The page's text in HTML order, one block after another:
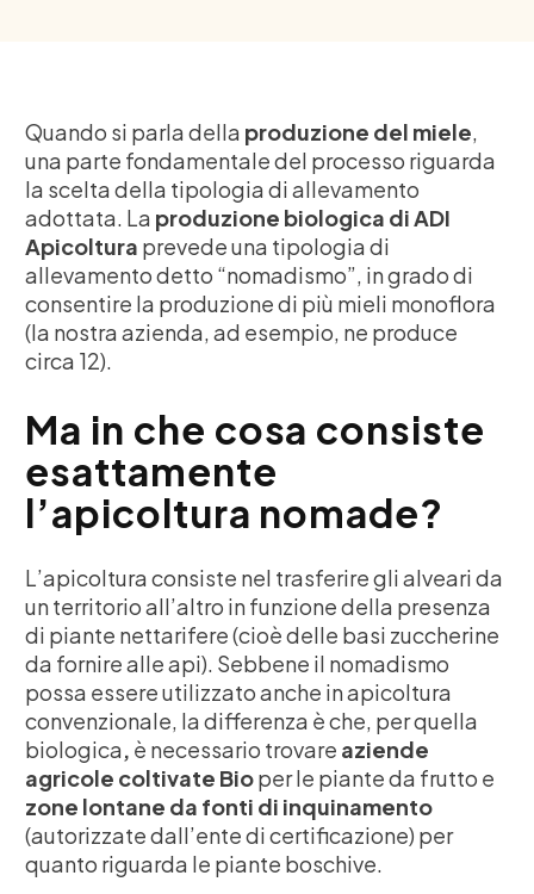
Quando si parla della produzione del miele,
una parte fondamentale del processo riguarda
la scelta della tipologia di allevamento
adottata. La produzione biologica di ADI
Apicoltura prevede una tipologia di
allevamento detto “nomadismo”, in grado di
consentire la produzione di più mieli monoflora
(la nostra azienda, ad esempio, ne produce
circa 12).
Ma in che cosa consiste
esattamente
l’apicoltura nomade?
L’apicoltura consiste nel trasferire gli alveari da
un territorio all’altro in funzione della presenza
di piante nettarifere (cioè delle basi zuccherine
da fornire alle api). Sebbene il nomadismo
possa essere utilizzato anche in apicoltura
convenzionale, la differenza è che, per quella
biologica, è necessario trovare aziende
agricole coltivate Bioper le piante da frutto e
zone lontane da fonti di inquinamento
(autorizzate dall’ente di certificazione) per
quanto riguarda le piante boschive.